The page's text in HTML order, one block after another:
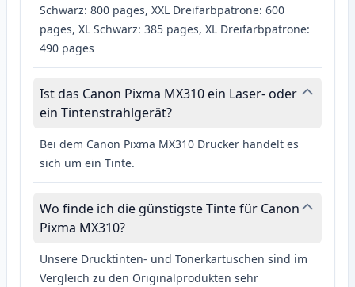
Schwarz: 800 pages, XXL Dreifarbpatrone: 600
pages, XL Schwarz: 385 pages, XL Dreifarbpatrone:
490 pages
Ist das Canon Pixma MX310 ein Laser- oder
ein Tintenstrahlgerät?
Bei dem Canon Pixma MX310 Drucker handelt es
sich um ein Tinte.
Wo finde ich die günstigste Tinte für Canon
Pixma MX310?
Unsere Drucktinten- und Tonerkartuschen sind im
Vergleich zu den Originalprodukten sehr